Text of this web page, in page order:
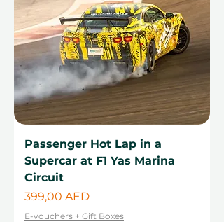
Passenger Hot Lap in a
Supercar at F1 Yas Marina
Circuit
Цена
399,00 AED
E-vouchers + Gift Boxes